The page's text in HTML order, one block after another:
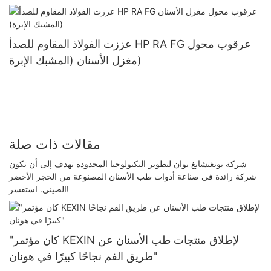
عززت الفولاذ المقاوم للصدأ HP RA FG عرقوب محول
مغزل الأسنان (المشبك الإبرة)
مقالات ذات صلة
شركة يونغتشانغ يوان لتطوير التكنولوجيا المحدودة تهدف إلى أن تكون
شركة رائدة في صناعة أدوات طب الأسنان المصنوعة من الحجر الأخضر
الصيني. استفسر!
"كان مؤتمر KEXIN لإطلاق منتجات طب الأسنان عن
طريق الفم نجاحًا كبيرًا في هونان"